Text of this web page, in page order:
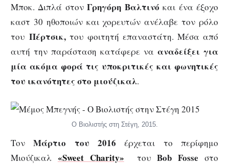
Μποκ. Διπλά στονΓρηγόρη Βαλτινό και ένα έξοχο
καστ 30 ηθοποιών και χορευτών ανέλαβε τον ρόλο
τουΠέρτσικ, του φοιτητή επαναστάτη. Μέσα από
αυτή την παράσταση κατάφερε να αναδείξει για
μία ακόμα φορά τις υποκριτικές και φωνητικές
του ικανότητες στο μιούζικαλ.
Ο Βιολιστής στη Στέγη, 2015.
ΤονΜάρτιο του 2016 έρχεται το περίφημο
Μιούζικαλ «Sweet Charity» τουBob Fosse στο